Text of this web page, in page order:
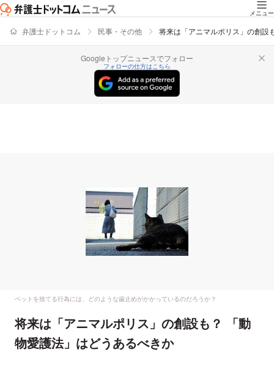
メニュー
弁護士ドットコム 民事・その他 将来は「アニマルポリス」の創設
Googleトップニュースでフォロー
フォローの仕方はこちら
ペットを捨てる行為には、どのような歯止めがかかっているのだろうか？
将来は「アニマルポリス」の創設も？ 「動
物愛護法」はどうあるべきか